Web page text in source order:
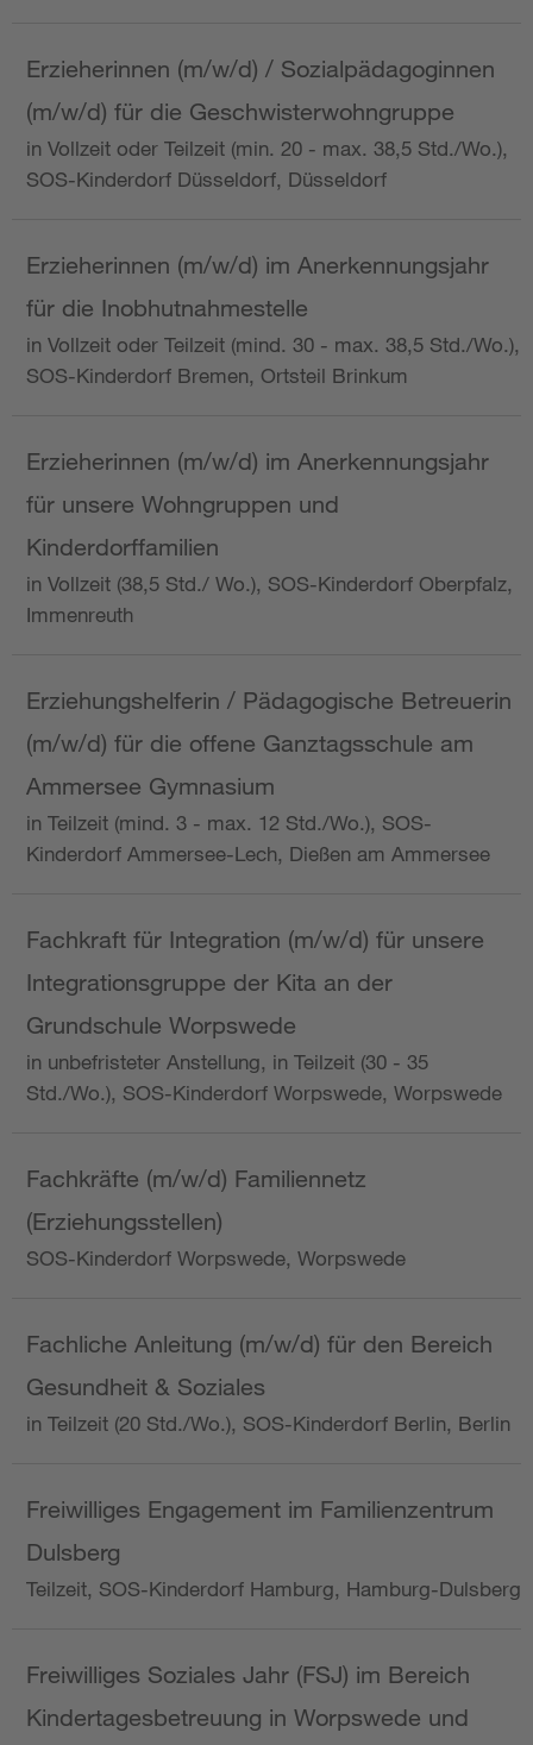
Erzieherinnen (m/w/d) / Sozialpädagoginnen
(m/w/d) für die Geschwisterwohngruppe
in Vollzeit oder Teilzeit (min. 20 - max. 38,5 Std./Wo.),
SOS-Kinderdorf Düsseldorf, Düsseldorf
Erzieherinnen (m/w/d) im Anerkennungsjahr
für die Inobhutnahmestelle
in Vollzeit oder Teilzeit (mind. 30 - max. 38,5 Std./Wo.),
SOS-Kinderdorf Bremen, Ortsteil Brinkum
Erzieherinnen (m/w/d) im Anerkennungsjahr
für unsere Wohngruppen und
Kinderdorffamilien
in Vollzeit (38,5 Std./ Wo.), SOS-Kinderdorf Oberpfalz,
Immenreuth
Erziehungshelferin / Pädagogische Betreuerin
(m/w/d) für die offene Ganztagsschule am
Ammersee Gymnasium
in Teilzeit (mind. 3 - max. 12 Std./Wo.), SOS-
Kinderdorf Ammersee-Lech, Dießen am Ammersee
Fachkraft für Integration (m/w/d) für unsere
Integrationsgruppe der Kita an der
Grundschule Worpswede
in unbefristeter Anstellung, in Teilzeit (30 - 35
Std./Wo.), SOS-Kinderdorf Worpswede, Worpswede
Fachkräfte (m/w/d) Familiennetz
(Erziehungsstellen)
SOS-Kinderdorf Worpswede, Worpswede
Fachliche Anleitung (m/w/d) für den Bereich
Gesundheit & Soziales
in Teilzeit (20 Std./Wo.), SOS-Kinderdorf Berlin, Berlin
Freiwilliges Engagement im Familienzentrum
Dulsberg
Teilzeit, SOS-Kinderdorf Hamburg, Hamburg-Dulsberg
Freiwilliges Soziales Jahr (FSJ) im Bereich
Kindertagesbetreuung in Worpswede und